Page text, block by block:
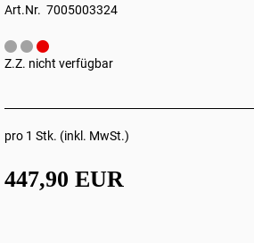
Art.Nr. 7005003324
Z.Z. nicht verfügbar
pro 1 Stk. (inkl. MwSt.)
447,90 EUR